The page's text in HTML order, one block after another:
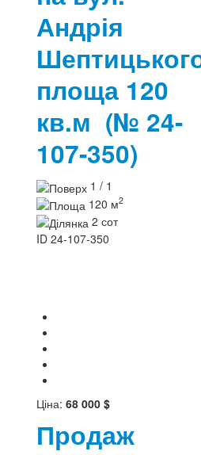
Андрія
площа 120
кв.м (№ 24-
107-350)
1 / 1
120 м2
2 сот
ID 24-107-350
Ціна: 68 000 $
Продаж